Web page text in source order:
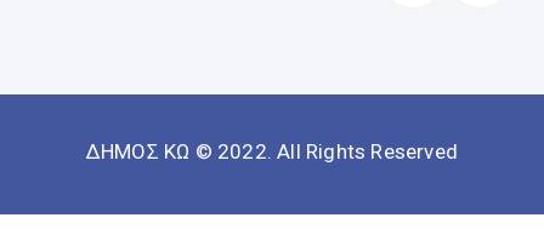
ΔΗΜΟΣ ΚΩ © 2022. All Rights Reserved